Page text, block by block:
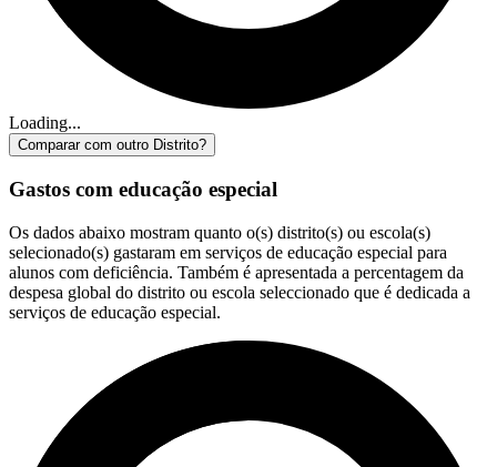
Loading...
Comparar com outro Distrito?
Gastos com educação especial
Os dados abaixo mostram quanto o(s) distrito(s) ou escola(s)
selecionado(s) gastaram em serviços de educação especial para
alunos com deficiência. Também é apresentada a percentagem da
despesa global do distrito ou escola seleccionado que é dedicada a
serviços de educação especial.